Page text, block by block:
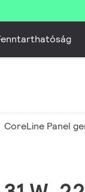
CoreLine Panel